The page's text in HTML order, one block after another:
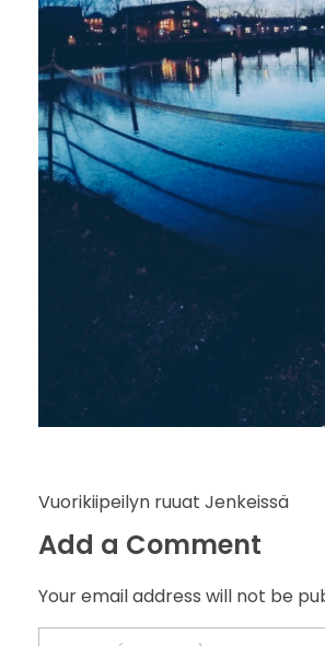
Vuorikiipeilyn ruuat Jenkeissä
Add a Comment
Your email address will not be